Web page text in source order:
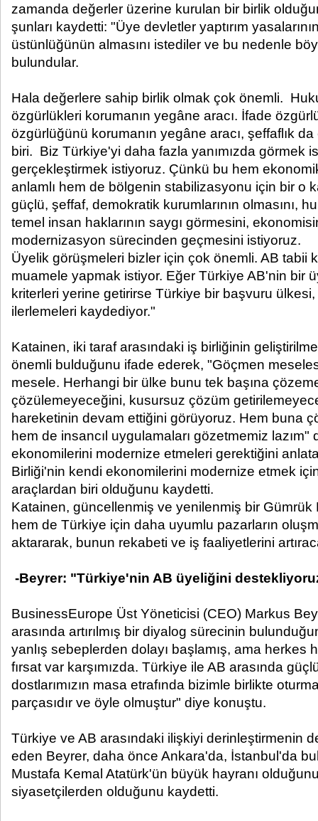
zamanda değerler üzerine kurulan bir birlik
şunları kaydetti: "Üye devletler yaptırım
üstünlüğünün almasını istediler ve bu nedenle
bulundular.
Hala değerlere sahip birlik olmak çok önemli.
özgürlükleri korumanın yegâne aracı. İfade
özgürlüğünü korumanın yegâne aracı, şeffaflık
biri. Biz Türkiye'yi daha fazla yanımızda görmek
gerçekleştirmek istiyoruz. Çünkü bu hem
anlamlı hem de bölgenin stabilizasyonu için bir o
güçlü, şeffaf, demokratik kurumlarının olmasını,
temel insan haklarının saygı görmesini,
modernizasyon sürecinden geçmesini istiyoruz.
Üyelik görüşmeleri bizler için çok önemli. AB tabii
muamele yapmak istiyor. Eğer Türkiye AB'nin bir
kriterleri yerine getirirse Türkiye bir başvuru
ilerlemeleri kaydediyor."
Katainen, iki taraf arasındaki iş birliğinin
önemli bulduğunu ifade ederek, "Göçmen
mesele. Herhangi bir ülke bunu tek başına
çözülemeyeceğini, kusursuz çözüm
hareketinin devam ettiğini görüyoruz. Hem buna
hem de insancıl uygulamaları gözetmemiz
ekonomilerini modernize etmeleri gerektiğini
Birliği'nin kendi ekonomilerini modernize etmek
araçlardan biri olduğunu kaydetti.
Katainen, güncellenmiş ve yenilenmiş bir Gümrük
hem de Türkiye için daha uyumlu pazarların
aktararak, bunun rekabeti ve iş faaliyetlerini
-Beyrer: "Türkiye'nin AB üyeliğini
BusinessEurope Üst Yöneticisi (CEO) Markus
arasında artırılmış bir diyalog sürecinin
yanlış sebeplerden dolayı başlamış, ama herkes
fırsat var karşımızda. Türkiye ile AB arasında
dostlarımızın masa etrafında bizimle birlikte
parçasıdır ve öyle olmuştur" diye konuştu.
Türkiye ve AB arasındaki ilişkiyi derinleştirmenin
eden Beyrer, daha önce Ankara'da, İstanbul'da
Mustafa Kemal Atatürk'ün büyük hayranı
siyasetçilerden olduğunu kaydetti.